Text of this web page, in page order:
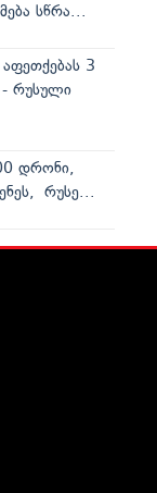
სწრა...
3
- რუსული
დრონი,
რუსე...